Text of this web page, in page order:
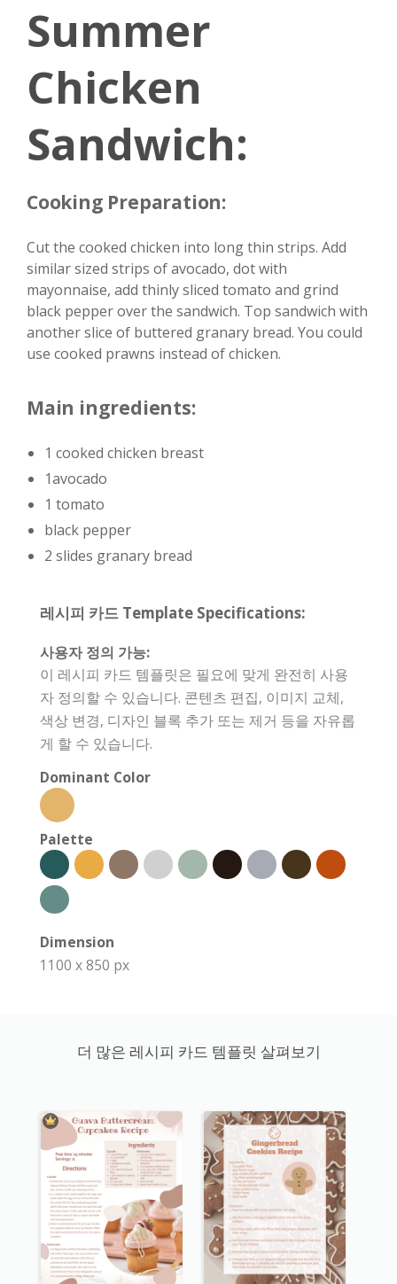
Summer
Chicken
Sandwich:
Cooking Preparation:
Cut the cooked chicken into long thin strips. Add
similar sized strips of avocado, dot with
mayonnaise, add thinly sliced tomato and grind
black pepper over the sandwich. Top sandwich with
another slice of buttered granary bread. You could
use cooked prawns instead of chicken.
Main ingredients:
1 cooked chicken breast
1avocado
1 tomato
black pepper
2 slides granary bread
레시피 카드 Template Specifications:
사용자 정의 가능:
이 레시피 카드 템플릿은 필요에 맞게 완전히 사용
자 정의할 수 있습니다. 콘텐츠 편집, 이미지 교체,
색상 변경, 디자인 블록 추가 또는 제거 등을 자유롭
게 할 수 있습니다.
Dominant Color
Palette
Dimension
1100 x 850 px
더 많은 레시피 카드 템플릿 살펴보기